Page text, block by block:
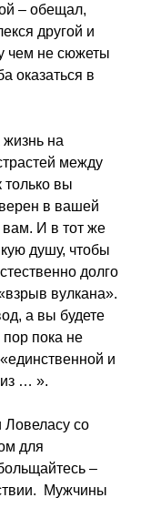
– обещал,
другой и
чем не сюжеты
оказаться в
на
между
только вы
в вашей
вам. И в тот же
душу, чтобы
долго
вулкана».
а вы будете
пока не
и
… ».
Ловеласу со
для
–
Мужчины